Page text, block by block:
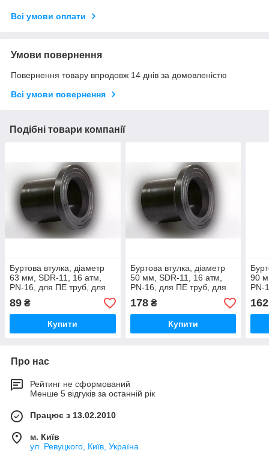
Всі умови оплати
Умови повернення
Повернення товару впродовж 14 днів за домовленістю
Всі умови повернення
Подібні товари компанії
Буртова втулка, діаметр
63 мм, SDR-11, 16 атм,
PN-16, для ПЕ труб, для
водопровідних та газових
труб
89 ₴
Купити
Буртова втулка, діаметр
50 мм, SDR-11, 16 атм,
PN-16, для ПЕ труб, для
водопровідних та газових
труб
178₴
Купити
90
PN-
труб
162
Про нас
Рейтинг не сформований
Менше 5 відгуків за останній рік
Працює з 13.02.2010
м. Київ
ул. Ревуцкого, Київ, Україна